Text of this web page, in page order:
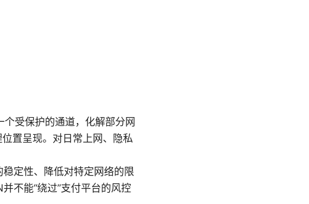
受保护的通道，化解部分网
置呈现。对日常上网、隐私
定性、降低对特定网络的限
不能“绕过”支付平台的风控